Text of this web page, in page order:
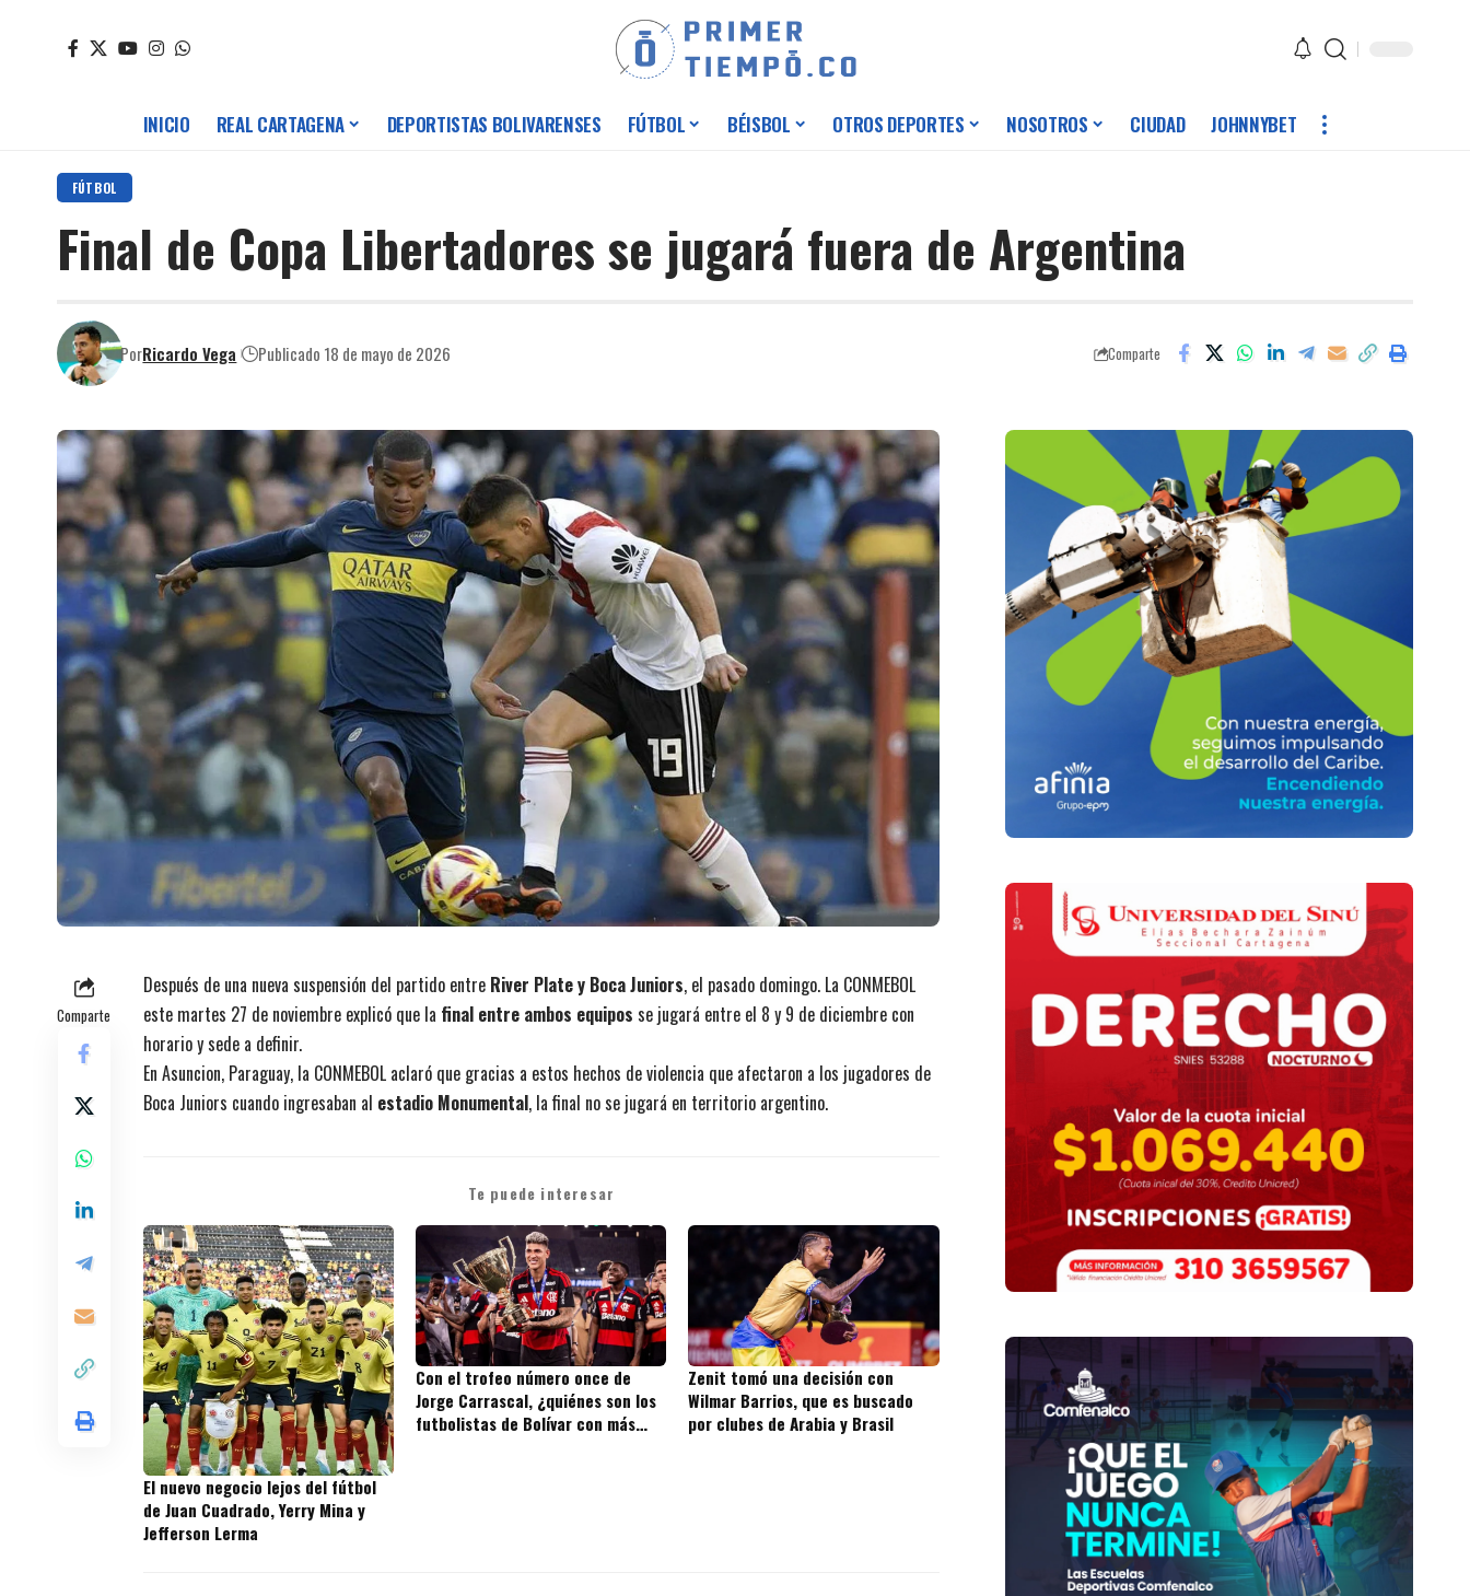
INICIO REAL CARTAGENA DEPORTISTAS BOLIVARENSES FÚTBOL BÉISBOL OTROS DEPORTES NOSOTROS CIUDAD JOHNNYBET
FÚTBOL
Final de Copa Libertadores se jugará fuera de Argentina
PorRicardo Vega Publicado 18 de mayo de 2026 Comparte
Comparte
Después de una nueva suspensión del partido entre River Plate y Boca Juniors, el pasado domingo. La CONMEBOL
este martes 27 de noviembre explicó que la final entre ambos equipos se jugará entre el 8 y 9 de diciembre con
horario y sede a definir.
En Asuncion, Paraguay, la CONMEBOL aclaró que gracias a estos hechos de violencia que afectaron a los jugadores de
Boca Juniors cuando ingresaban al estadio Monumental, la final no se jugará en territorio argentino.
Te puede interesar
El nuevo negocio lejos del fútbol
de Juan Cuadrado, Yerry Mina y
Jefferson Lerma
Con el trofeo número once de
Jorge Carrascal, ¿quiénes son los
futbolistas de Bolívar con más
Zenit tomó una decisión con
Wilmar Barrios, que es buscado
por clubes de Arabia y Brasil